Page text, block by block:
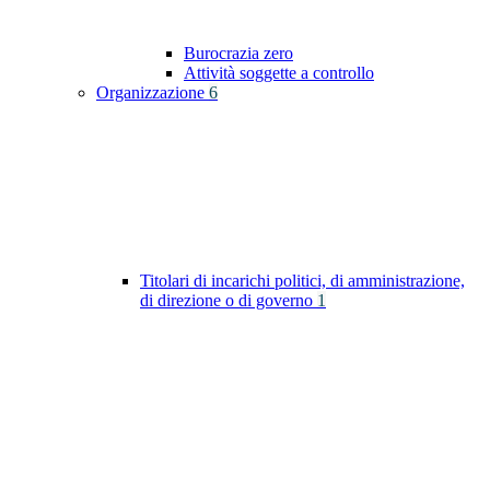
Burocrazia zero
Attività soggette a controllo
Organizzazione 6
Titolari di incarichi politici, di amministrazione,
di direzione o di governo 1